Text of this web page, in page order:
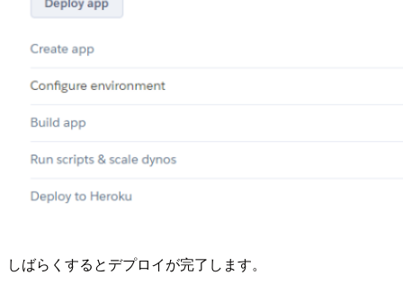
しばらくするとデプロイが完了します。